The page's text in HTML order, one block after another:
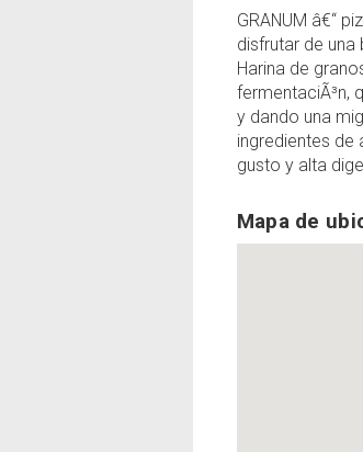
GRANUM â€“
disfrutar de una
Harina de
fermentaciÃ³n,
y dando una
ingredientes de
gusto y alta
Mapa de